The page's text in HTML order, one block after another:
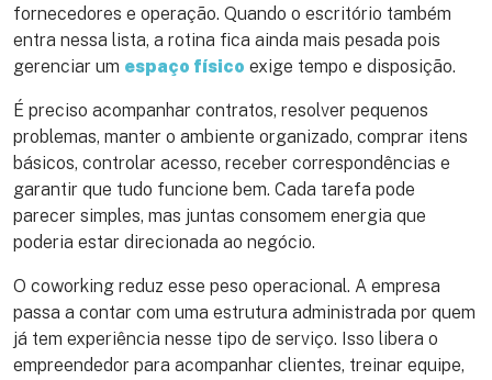
fornecedores e operação. Quando o escritório também
entra nessa lista, a rotina fica ainda mais pesada pois
gerenciar um espaço físico exige tempo e disposição.
É preciso acompanhar contratos, resolver pequenos
problemas, manter o ambiente organizado, comprar itens
básicos, controlar acesso, receber correspondências e
garantir que tudo funcione bem. Cada tarefa pode
parecer simples, mas juntas consomem energia que
poderia estar direcionada ao negócio.
O coworking reduz esse peso operacional. A empresa
passa a contar com uma estrutura administrada por quem
já tem experiência nesse tipo de serviço. Isso libera o
empreendedor para acompanhar clientes, treinar equipe,